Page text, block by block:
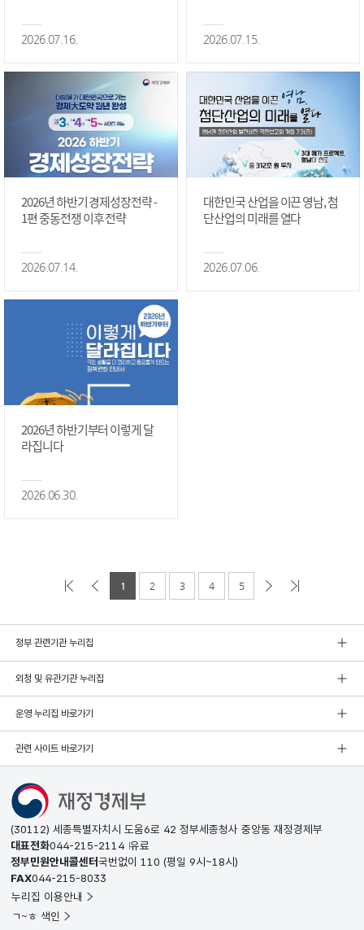
2026.07.16. 2026.07.15.
2026년 하반기 경제성장전략 -
1편 중동전쟁 이후 전략
2026.07.14.
대한민국 산업을 이끈 영남, 첨
단산업의 미래를 열다
2026.07.06.
2026년 하반기부터 이렇게 달
라집니다
2026.06.30.
1 2 3 4 5
정부 관련기관 누리집
외청 및 유관기관 누리집
운영 누리집 바로가기
관련 사이트 바로가기
(30112) 세종특별자치시 도움6로 42 정부세종청사 중앙동 재정경제부
대표전화044-215-2114 유료
정부민원안내콜센터국번없이 110 (평일 9시~18시)
FAX044-215-8033
누리집 이용안내
ㄱ~ㅎ 색인